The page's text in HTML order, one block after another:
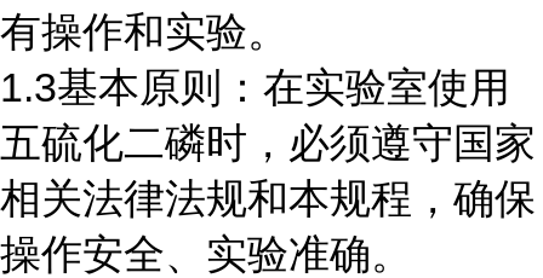
有操作和实验。
1.3基本原则：在实验室使用
五硫化二磷时，必须遵守国家
相关法律法规和本规程，确保
操作安全、实验准确。